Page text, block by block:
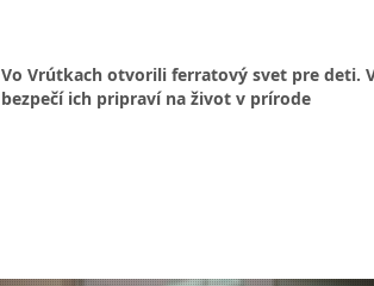
Vo Vrútkach otvorili ferratový svet pre deti.
bezpečí ich pripraví na život v prírode